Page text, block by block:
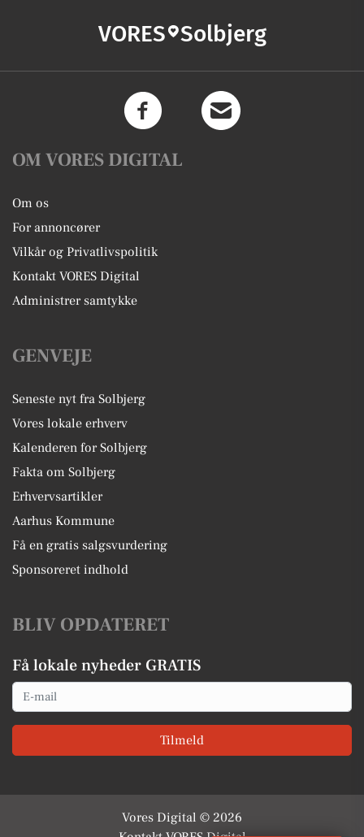
VORES Solbjerg
OM VORES DIGITAL
Om os
For annoncører
Vilkår og Privatlivspolitik
Kontakt VORES Digital
Administrer samtykke
GENVEJE
Seneste nyt fra Solbjerg
Vores lokale erhverv
Kalenderen for Solbjerg
Fakta om Solbjerg
Erhvervsartikler
Aarhus Kommune
Få en gratis salgsvurdering
Sponsoreret indhold
BLIV OPDATERET
Få lokale nyheder GRATIS
Email
Tilmeld
Vores Digital © 2026